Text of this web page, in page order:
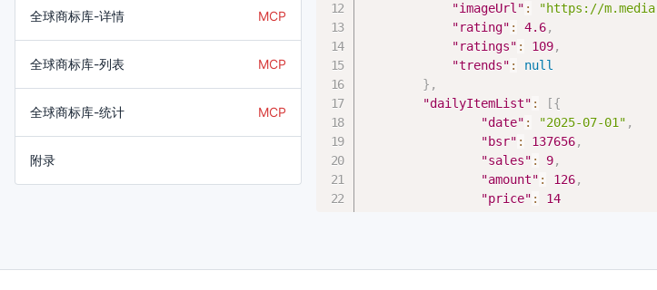
全球商标库-详情 MCP
全球商标库-列表 MCP
全球商标库-统计 MCP
附录
"imageUrl" : "https://m.media-
"rating" : 4.6,
"ratings" : 109,
"trends" :
null
} ,
"dailyItemList" : [{
"date" : "2025-07-01" ,
"bsr" : 137656,
"sales" : 9,
"amount" : 126,
"price" :
14
"bsr": 123175,